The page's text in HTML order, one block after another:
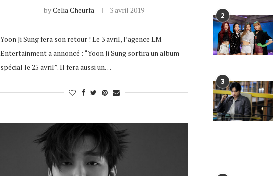
byCelia Cheurfa 3 avril 2019
Yoon Ji Sung fera son retour ! Le 3 avril, l’agence LM
Entertainment a annoncé : “Yoon Ji Sung sortira un album
spécial le 25 avril”. Il fera aussi un…
2
3